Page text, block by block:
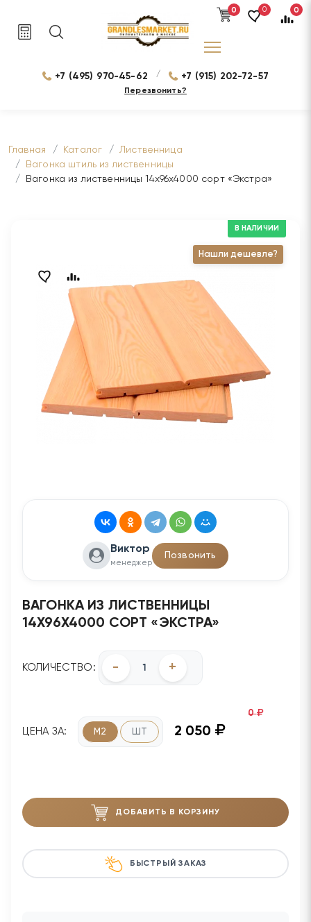
0 0 0
+7 (495) 970-45-62 / +7 (915) 202-72-57
Перезвонить?
Главная Каталог
Лиственница
Вагонка штиль из лиственницы
Вагонка из лиственницы 14х96х4000 сорт «Экстра»
Нашли дешевле?
В НАЛИЧИИ
Виктор
менеджер
Позвонить
ВАГОНКА ИЗ ЛИСТВЕННИЦЫ
14Х96Х4000 СОРТ «ЭКСТРА»
ЦЕНА ЗА: М2 ШТ 2 050
0
КОЛИЧЕСТВО: - +
ДОБАВИТЬ В КОРЗИНУ
БЫСТРЫЙ ЗАКАЗ